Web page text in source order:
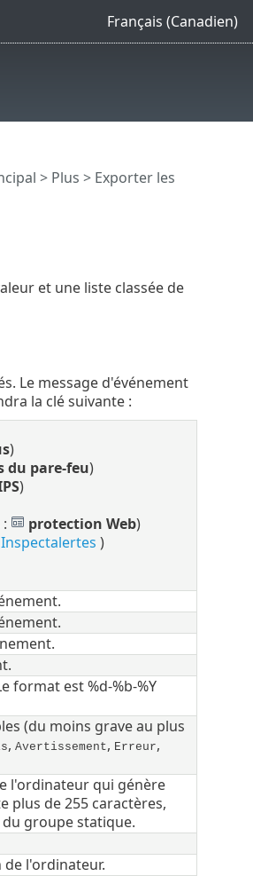
Français (Canadien)
> Plus > Exporter les
et une liste classée de
Le message d'événement
la clé suivante :
)
du pare-feu)
)
protection Web)
Inspectalertes )
format est %d-%b-%Y
(du moins grave au plus
, Avertissement, Erreur,
l'ordinateur qui génère
plus de 255 caractères,
groupe statique.
l'ordinateur.